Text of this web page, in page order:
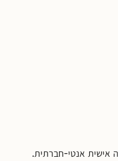
אישית אנטי-חברתית.